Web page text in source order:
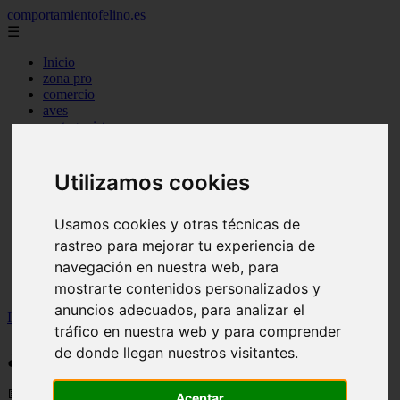
Utilizamos cookies
Usamos cookies y otras técnicas de
rastreo para mejorar tu experiencia de
navegación en nuestra web, para
mostrarte contenidos personalizados y
anuncios adecuados, para analizar el
tráfico en nuestra web y para comprender
de donde llegan nuestros visitantes.
comportamientofelino.es
☰
Inicio
zona pro
comercio
aves
protagonistas
acuariofilia
articulos
nombres para gatos
novedades
tablon de anuncios
uncategorized
zona pro
Inicio
gatos2 >¿Por qué juegan los gatos y los perros?
¿Por qué juegan los gatos y los perros?
📅 05/06/2025